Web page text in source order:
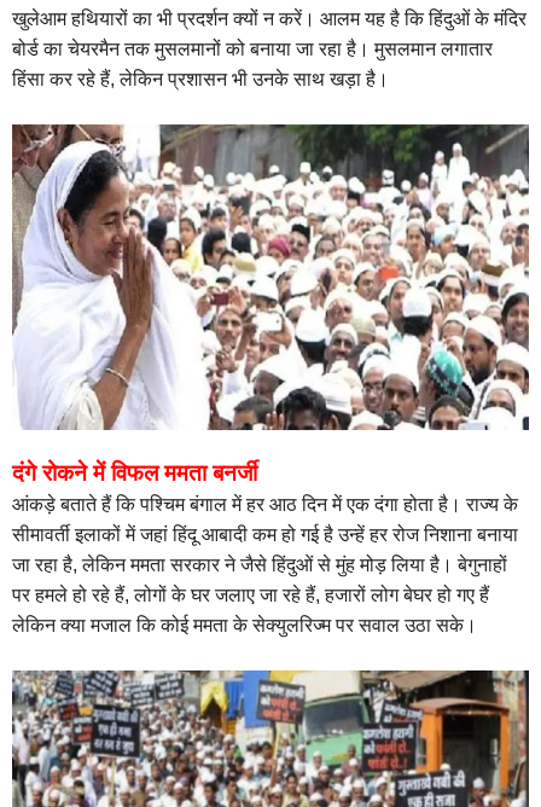
खुलेआम हथियारों का भी प्रदर्शन क्यों न करें। आलम यह है कि हिंदुओं के मंदिर
बोर्ड का चेयरमैन तक मुसलमानों को बनाया जा रहा है। मुसलमान लगातार
हिंसा कर रहे हैं, लेकिन प्रशासन भी उनके साथ खड़ा है।
दंगे रोकने में विफल ममता बनर्जी
आंकड़े बताते हैं कि पश्चिम बंगाल में हर आठ दिन में एक दंगा होता है। राज्य के
सीमावर्ती इलाकों में जहां हिंदू आबादी कम हो गई है उन्हें हर रोज निशाना बनाया
जा रहा है, लेकिन ममता सरकार ने जैसे हिंदुओं से मुंह मोड़ लिया है। बेगुनाहों
पर हमले हो रहे हैं, लोगों के घर जलाए जा रहे हैं, हजारों लोग बेघर हो गए हैं
लेकिन क्या मजाल कि कोई ममता के सेक्युलरिज्म पर सवाल उठा सके।